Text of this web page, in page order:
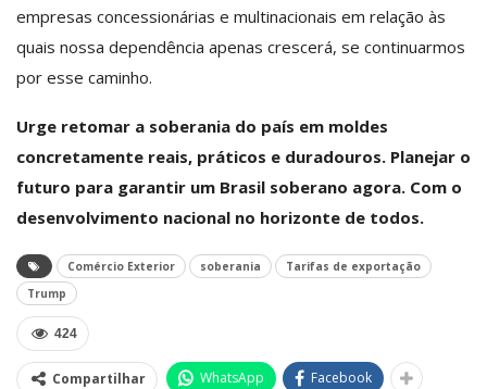
empresas concessionárias e multinacionais em relação às
quais nossa dependência apenas crescerá, se continuarmos
por esse caminho.
Urge retomar a soberania do país em moldes
concretamente reais, práticos e duradouros. Planejar o
futuro para garantir um Brasil soberano agora. Com o
desenvolvimento nacional no horizonte de todos.
Comércio Exterior soberania
Tarifas de exportação
Trump
424
Compartilhar WhatsApp Facebook